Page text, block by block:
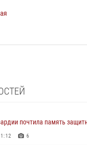
почтила память
6